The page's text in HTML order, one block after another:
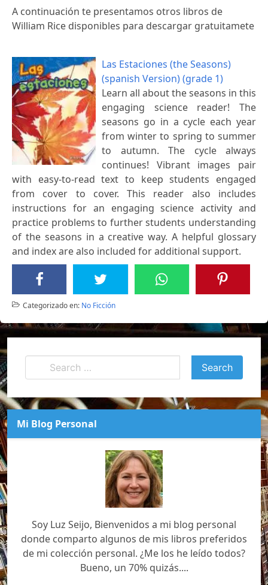
A continuación te presentamos otros libros de
William Rice disponibles para descargar gratuitamete
Las Estaciones (the Seasons)
(spanish Version) (grade 1)
Learn all about the seasons in this
engaging science reader! The
seasons go in a cycle each year
from winter to spring to summer
to autumn. The cycle always
continues! Vibrant images pair
with easy-to-read text to keep students engaged
from cover to cover. This reader also includes
instructions for an engaging science activity and
practice problems to further students understanding
of the seasons in a creative way. A helpful glossary
and index are also included for additional support.
Categorizado en: No Ficción
Mi Blog Personal
Soy Luz Seijo, Bienvenidos a mi blog personal
donde comparto algunos de mis libros preferidos
de mi colección personal. ¿Me los he leído todos?
Bueno, un 70% quizás....